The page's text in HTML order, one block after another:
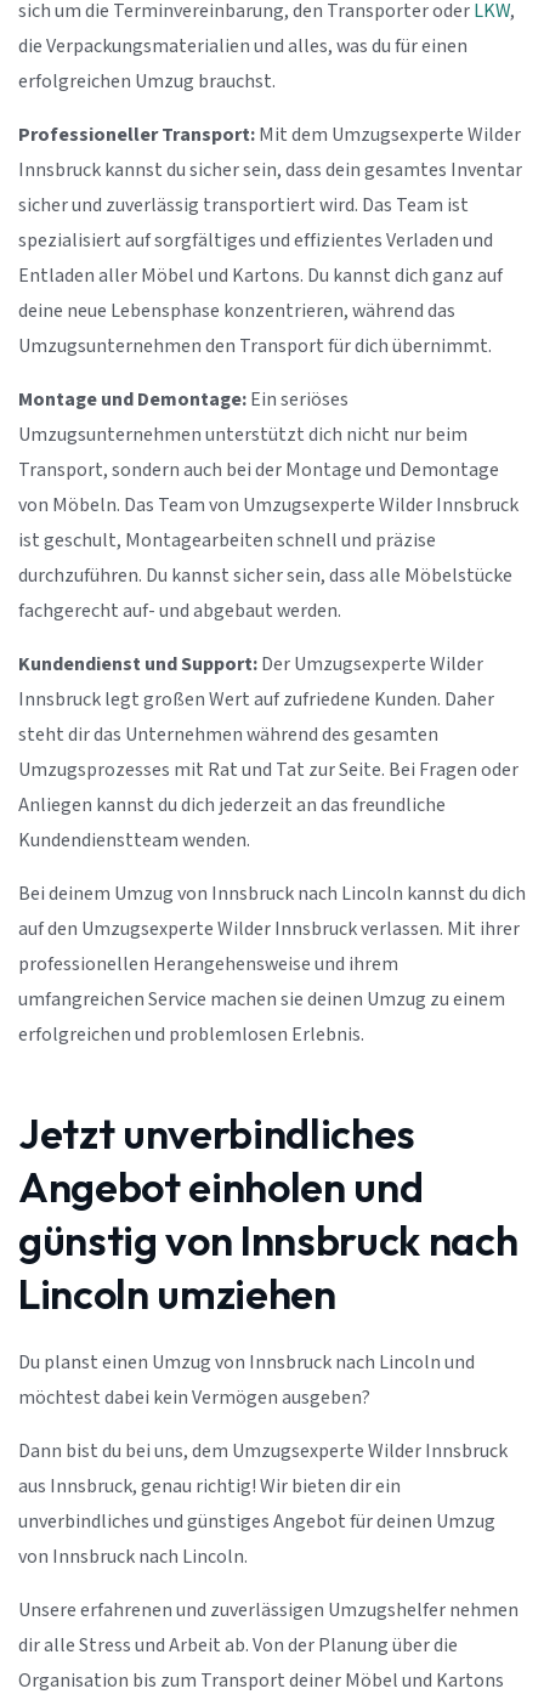
sich um die Terminvereinbarung, den Transporter oderLKW,
die Verpackungsmaterialien und alles, was du für einen
erfolgreichen Umzug brauchst.
Professioneller Transport:Mit dem Umzugsexperte Wilder
Innsbruck kannst du sicher sein, dass dein gesamtes Inventar
sicher und zuverlässig transportiert wird. Das Team ist
spezialisiert auf sorgfältiges und effizientes Verladen und
Entladen aller Möbel und Kartons. Du kannst dich ganz auf
deine neue Lebensphase konzentrieren, während das
Umzugsunternehmen den Transport für dich übernimmt.
Montage und Demontage:Ein seriöses
Umzugsunternehmen unterstützt dich nicht nur beim
Transport, sondern auch bei der Montage und Demontage
von Möbeln. Das Team von Umzugsexperte Wilder Innsbruck
ist geschult, Montagearbeiten schnell und präzise
durchzuführen. Du kannst sicher sein, dass alle Möbelstücke
fachgerecht auf- und abgebaut werden.
Kundendienst und Support:Der Umzugsexperte Wilder
Innsbruck legt großen Wert auf zufriedene Kunden. Daher
steht dir das Unternehmen während des gesamten
Umzugsprozesses mit Rat und Tat zur Seite. Bei Fragen oder
Anliegen kannst du dich jederzeit an das freundliche
Kundendienstteam wenden.
Bei deinem Umzug von Innsbruck nach Lincoln kannst du dich
auf den Umzugsexperte Wilder Innsbruck verlassen. Mit ihrer
professionellen Herangehensweise und ihrem
umfangreichen Service machen sie deinen Umzug zu einem
erfolgreichen und problemlosen Erlebnis.
Jetzt unverbindliches
Angebot einholen und
günstig von Innsbruck nach
Lincoln umziehen
Du planst einen Umzug von Innsbruck nach Lincoln und
möchtest dabei kein Vermögen ausgeben?
Dann bist du bei uns, dem Umzugsexperte Wilder Innsbruck
aus Innsbruck, genau richtig! Wir bieten dir ein
unverbindliches und günstiges Angebot für deinen Umzug
von Innsbruck nach Lincoln.
Unsere erfahrenen und zuverlässigen Umzugshelfer nehmen
dir alle Stress und Arbeit ab. Von der Planung über die
Organisation bis zum Transport deiner Möbel und Kartons